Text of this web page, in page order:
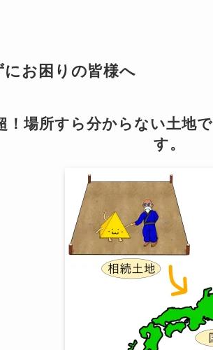
お困りの皆様へ
！場所すら分からない土地
す。